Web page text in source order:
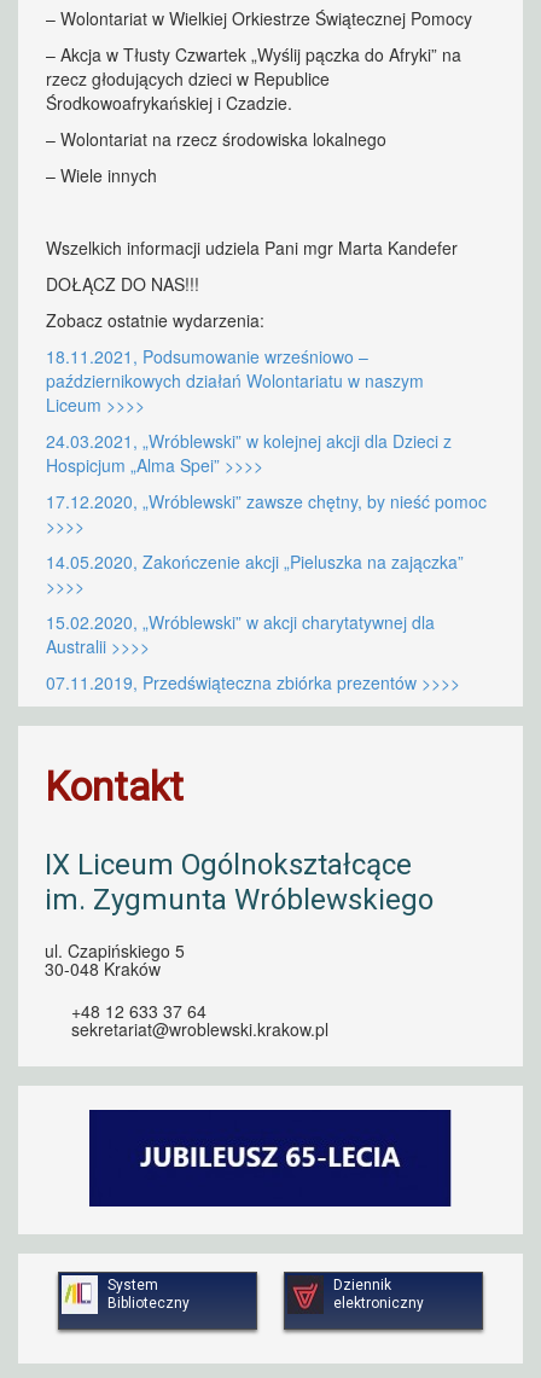
– Wolontariat w Wielkiej Orkiestrze Świątecznej Pomocy
– Akcja w Tłusty Czwartek „Wyślij pączka do Afryki” na
rzecz głodujących dzieci w Republice
Środkowoafrykańskiej i Czadzie.
– Wolontariat na rzecz środowiska lokalnego
– Wiele innych
Wszelkich informacji udziela Pani mgr Marta Kandefer
DOŁĄCZ DO NAS!!!
Zobacz ostatnie wydarzenia:
18.11.2021, Podsumowanie wrześniowo –
październikowych działań Wolontariatu w naszym
Liceum >>>>
24.03.2021, „Wróblewski” w kolejnej akcji dla Dzieci z
Hospicjum „Alma Spei” >>>>
17.12.2020, „Wróblewski” zawsze chętny, by nieść pomoc
>>>>
14.05.2020, Zakończenie akcji „Pieluszka na zajączka”
>>>>
15.02.2020, „Wróblewski” w akcji charytatywnej dla
Australii >>>>
07.11.2019, Przedświąteczna zbiórka prezentów >>>>
Kontakt
IX Liceum Ogólnokształcące
im. Zygmunta Wróblewskiego
ul. Czapińskiego 5
30-048 Kraków
+48 12 633 37 64
sekretariat@wroblewski.krakow.pl
System
Biblioteczny
Dziennik
elektroniczny